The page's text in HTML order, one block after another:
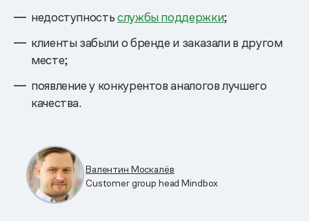
недоступностьслужбы поддержки;
клиенты забыли о бренде и заказали в другом
месте;
появление у конкурентов аналогов лучшего
качества.
Валентин Москалёв
Customer group head Mindbox